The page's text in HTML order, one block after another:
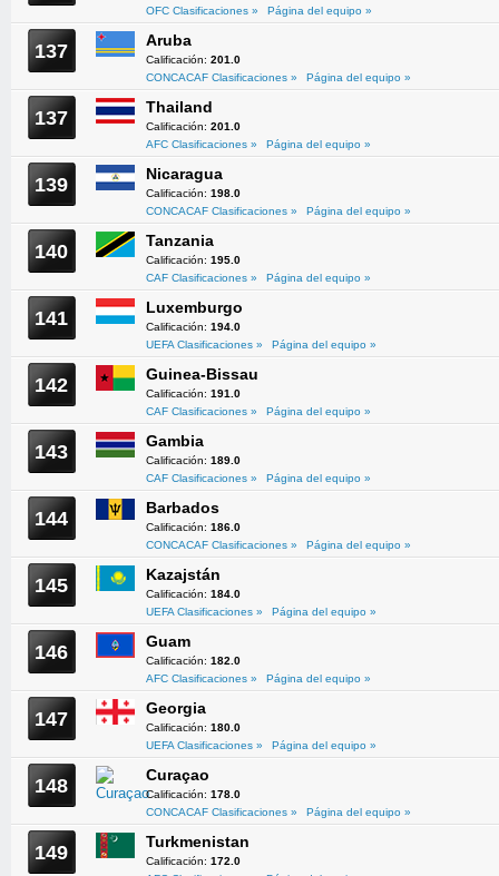
OFC Clasificaciones »
Página del equipo »
137 Aruba
Calificación: 201.0
CONCACAF Clasificaciones »
Página del equipo »
137 Thailand
Calificación: 201.0
AFC Clasificaciones »
Página del equipo »
139 Nicaragua
Calificación: 198.0
CONCACAF Clasificaciones »
Página del equipo »
140 Tanzania
Calificación: 195.0
CAF Clasificaciones »
Página del equipo »
141 Luxemburgo
Calificación: 194.0
UEFA Clasificaciones »
Página del equipo »
142 Guinea-Bissau
Calificación: 191.0
CAF Clasificaciones »
Página del equipo »
143 Gambia
Calificación: 189.0
CAF Clasificaciones »
Página del equipo »
144 Barbados
Calificación: 186.0
CONCACAF Clasificaciones »
Página del equipo »
145 Kazajstán
Calificación: 184.0
UEFA Clasificaciones »
Página del equipo »
146 Guam
Calificación: 182.0
AFC Clasificaciones »
Página del equipo »
147 Georgia
Calificación: 180.0
UEFA Clasificaciones »
Página del equipo »
148 Curaçao
Calificación: 178.0
CONCACAF Clasificaciones »
Página del equipo »
149 Turkmenistan
Calificación: 172.0